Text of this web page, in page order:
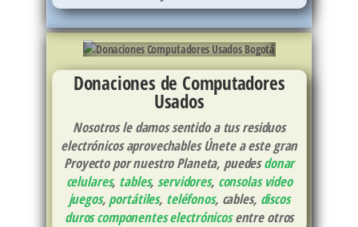
Donaciones de Computadores
Usados
Nosotros le damos sentido a tus residuos
electrónicos aprovechables Únete a este gran
Proyecto por nuestro Planeta, puedesdonar
celulares, tables,servidores, consolas video
juegos, portátiles, teléfonos, cables, discos
duros componentes electrónicosentre otros